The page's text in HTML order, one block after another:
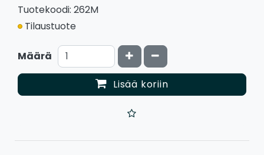
Tuotekoodi: 262M
Tilaustuote
Määrä Kasvata määrää
Vähennä määrää
Lisää koriin